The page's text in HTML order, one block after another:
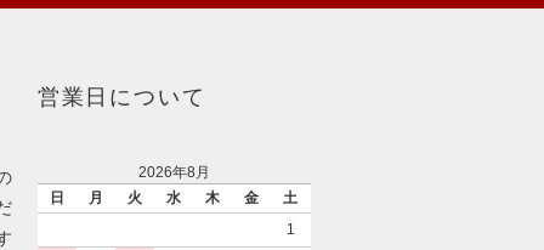
営業日について
2026年8月
日
月 火 水 木 金
土
1